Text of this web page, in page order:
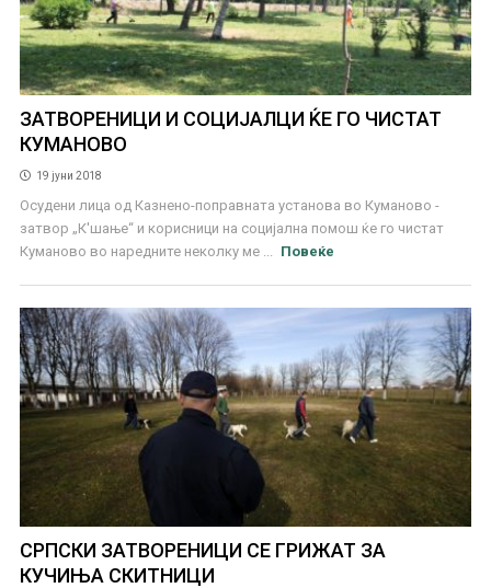
ЗАТВОРЕНИЦИ И СОЦИЈАЛЦИ ЌЕ ГО ЧИСТАТ
КУМАНОВО
19 јуни 2018
Осудени лица од Казнено-поправната установа во Куманово -
затвор „К'шање“ и корисници на социјална помош ќе го чистат
Куманово во наредните неколку ме ...
Повеќе
СРПСКИ ЗАТВОРЕНИЦИ СЕ ГРИЖАТ ЗА
КУЧИЊА СКИТНИЦИ